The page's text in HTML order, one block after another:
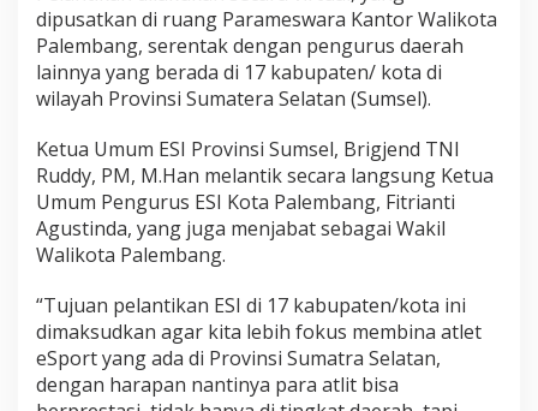
dipusatkan di ruang Parameswara Kantor Walikota
Palembang, serentak dengan pengurus daerah
lainnya yang berada di 17 kabupaten/ kota di
wilayah Provinsi Sumatera Selatan (Sumsel).
Ketua Umum ESI Provinsi Sumsel, Brigjend TNI
Ruddy, PM, M.Han melantik secara langsung Ketua
Umum Pengurus ESI Kota Palembang, Fitrianti
Agustinda, yang juga menjabat sebagai Wakil
Walikota Palembang.
“Tujuan pelantikan ESI di 17 kabupaten/kota ini
dimaksudkan agar kita lebih fokus membina atlet
eSport yang ada di Provinsi Sumatra Selatan,
dengan harapan nantinya para atlit bisa